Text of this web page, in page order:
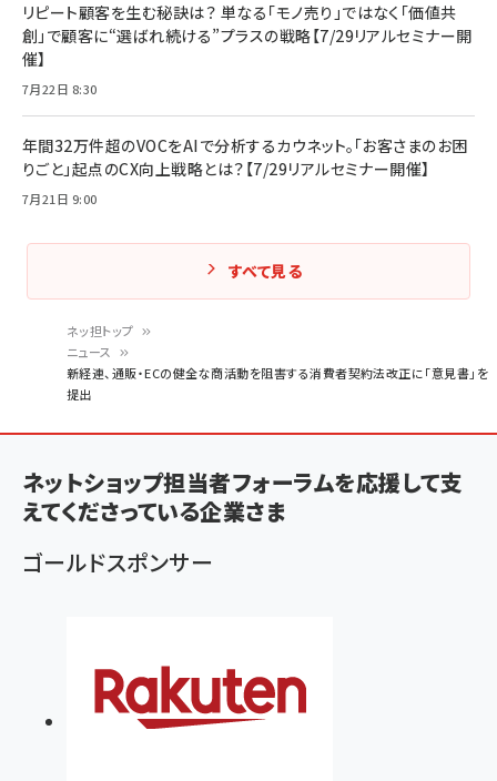
く
ず
ネッ担トップ
ニュース
新経連、通販・ECの健全な商活動を阻害する消費者契約法改正に「意見書」を
提出
リピート顧客を生む秘訣は？ 単なる「モノ売り」ではなく「価値共
創」で顧客に“選ばれ続ける”プラスの戦略【7/29リアルセミナー開
催】
7月22日 8:30
年間32万件超のVOCをAIで分析するカウネット。「お客さまのお困
りごと」起点のCX向上戦略とは？【7/29リアルセミナー開催】
7月21日 9:00
すべて見る
ネットショップ担当者フォーラムを応援して支
えてくださっている企業さま
ゴールドスポンサー